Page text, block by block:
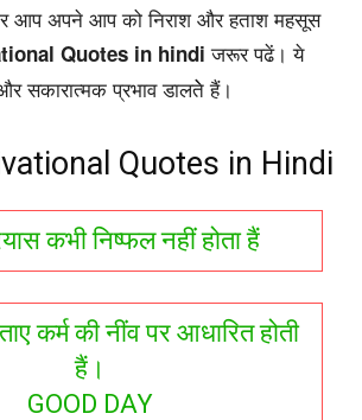
आप अपने आप को निराश और हताश महसूस
Quotes in hindi जरूर पढें। ये
सकारात्मक प्रभाव डालतेे हैं।
Quotes in Hindi
कभी निष्फल नहीं होता हैं
कर्म की नींव पर आधारित होती
हैं।
GOOD DAY